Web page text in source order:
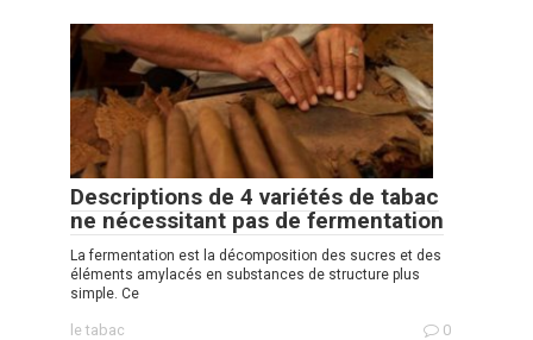
Descriptions de 4 variétés de tabac
ne nécessitant pas de fermentation
La fermentation est la décomposition des sucres et des
éléments amylacés en substances de structure plus
simple. Ce
le tabac 0